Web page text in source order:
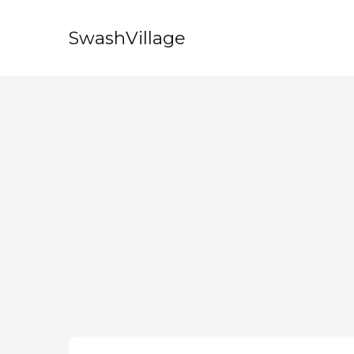
SwashVillage